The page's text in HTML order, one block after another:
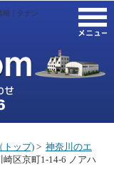
報｜テナン
トップ) > 神奈川のエ
崎区京町1-14-6 ノアハ